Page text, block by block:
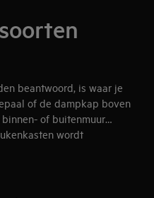
beantwoord, is waar je
of de dampkap boven
of buitenmuur
wordt